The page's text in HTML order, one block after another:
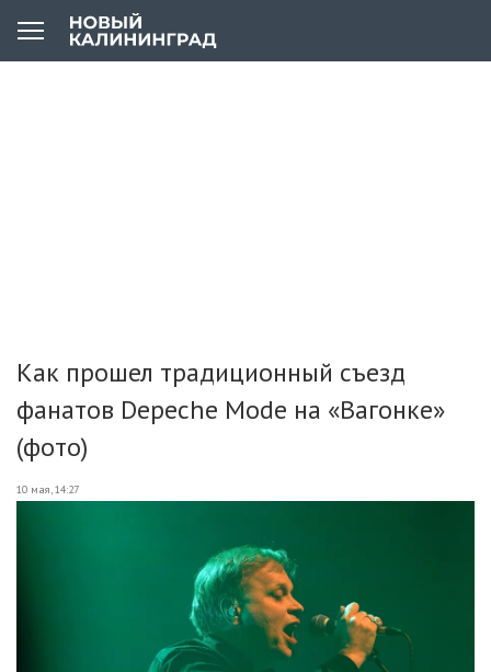
Как прошел традиционный съезд
фанатов Depeche Mode на «Вагонке»
(фото)
10 мая, 14:27